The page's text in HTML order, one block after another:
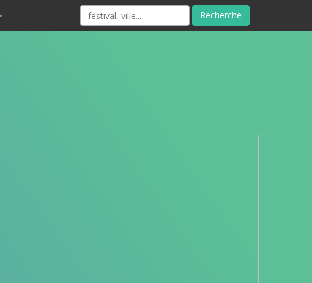
Recherche